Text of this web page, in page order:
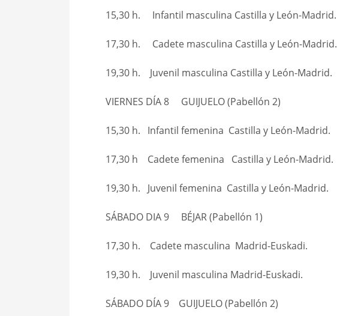
15,30 h. Infantil masculina Castilla y León-Madrid.
17,30 h. Cadete masculina Castilla y León-Madrid.
19,30 h. Juvenil masculina Castilla y León-Madrid.
VIERNES DÍA 8 GUIJUELO (Pabellón 2)
15,30 h. Infantil femenina Castilla y León-Madrid.
17,30 h Cadete femenina Castilla y León-Madrid.
19,30 h. Juvenil femenina Castilla y León-Madrid.
SÁBADO DIA 9 BÉJAR (Pabellón 1)
17,30 h. Cadete masculina Madrid-Euskadi.
19,30 h. Juvenil masculina Madrid-Euskadi.
SÁBADO DÍA 9 GUIJUELO (Pabellón 2)